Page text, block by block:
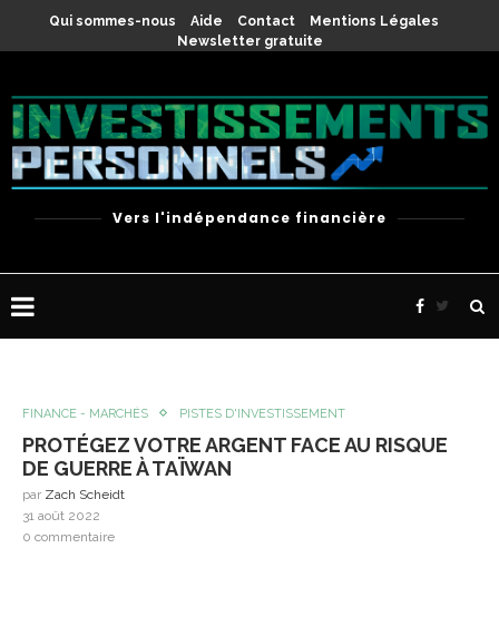
Qui sommes-nous Aide Contact
Mentions Légales
Newsletter gratuite
Vers l'indépendance financière
FINANCE - MARCHÉS PISTES D'INVESTISSEMENT
PROTÉGEZ VOTRE ARGENT FACE AU RISQUE
DE GUERRE À TAÏWAN
par Zach Scheidt
31 août 2022
0 commentaire